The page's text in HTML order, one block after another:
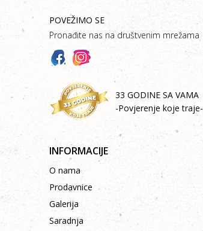
POVEŽIMO SE
Pronađite nas na društvenim mrežama
33 GODINE SA VAMA
-Povjerenje koje traje-
INFORMACIJE
O nama
Prodavnice
Galerija
Saradnja